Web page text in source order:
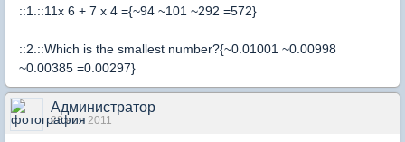
::1.::11x 6 + 7 x 4 ={~94 ~101 ~292 =572}
::2.::Which is the smallest number?{~0.01001 ~0.00998
~0.00385 =0.00297}
Администратор
28 ноя 2011